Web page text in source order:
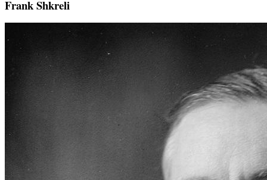
Frank Shkreli